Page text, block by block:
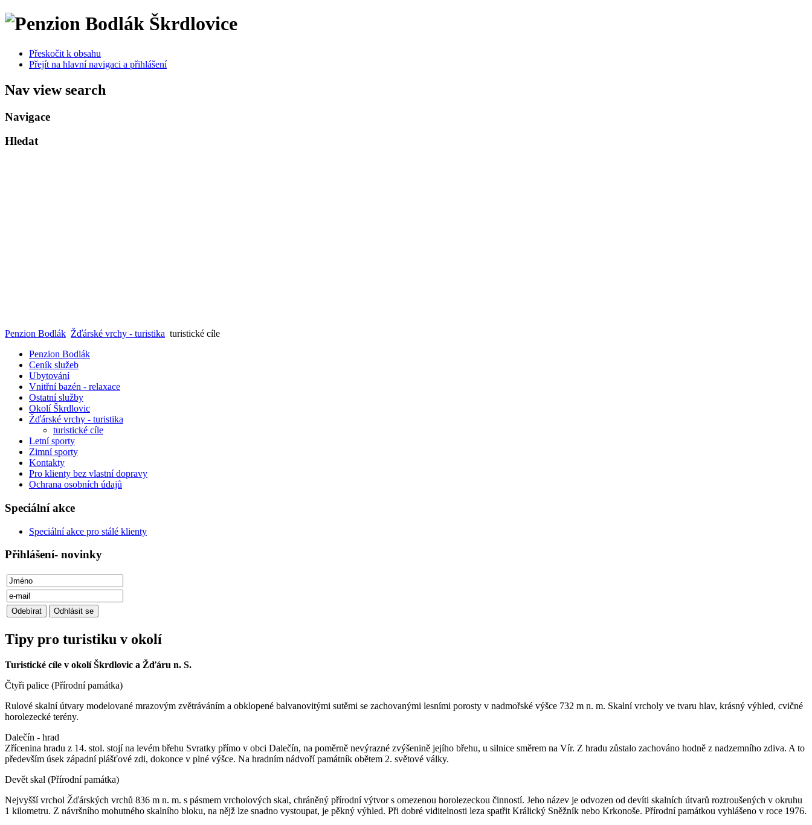
Přeskočit k obsahu
Přejít na hlavní navigaci a přihlášení
Nav view search
Navigace
Hledat
Penzion Bodlák Žďárské vrchy - turistika turistické cíle
Penzion Bodlák
Ceník služeb
Ubytování
Vnitřní bazén - relaxace
Ostatní služby
Okolí Škrdlovic
Žďárské vrchy - turistika
turistické cíle
Letní sporty
Zimní sporty
Kontakty
Pro klienty bez vlastní dopravy
Ochrana osobních údajů
Speciální akce
Speciální akce pro stálé klienty
Přihlášení- novinky
Tipy pro turistiku v okolí
Turistické cíle v okolí Škrdlovic a Žďáru n. S.
Čtyři palice (Přírodní památka)
Rulové skalní útvary modelované mrazovým zvětráváním a obklopené balvanovitými sutěmi se zachovanými lesními porosty v nadmořské výšce 732 m n. m. Skalní vrcholy ve tvaru hlav, krásný výhled, cvičné
horolezecké terény.
Dalečín - hrad
Zřícenina hradu z 14. stol. stojí na levém břehu Svratky přímo v obci Dalečín, na poměrně nevýrazné zvýšenině jejího břehu, u silnice směrem na Vír. Z hradu zůstalo zachováno hodně z nadzemního zdiva. A to
především úsek západní plášťové zdi, dokonce v plné výšce. Na hradním nádvoří památník obětem 2. světové války.
Devět skal (Přírodní památka)
Nejvyšší vrchol Žďárských vrchů 836 m n. m. s pásmem vrcholových skal, chráněný přírodní výtvor s omezenou horolezeckou činností. Jeho název je odvozen od devíti skalních útvarů roztroušených v okruhu
1 kilometru. Z návršního mohutného skalního bloku, na nějž lze snadno vystoupat, je pěkný výhled. Při dobré viditelnosti leza spatřit Králický Sněžník nebo Krkonoše. Přírodní památkou vyhlášeno v roce 1976.